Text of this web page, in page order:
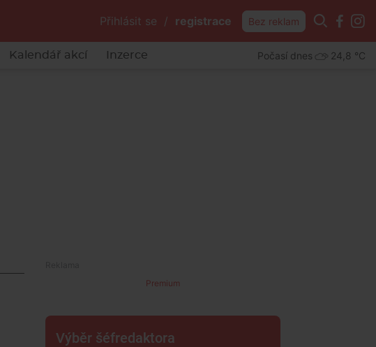
Přihlásit se / registrace Bez reklam
Kalendář akcí Inzerce Počasí dnes 24,8 °C
Premium
Výběr šéfredaktora